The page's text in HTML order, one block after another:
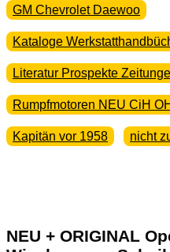
GM Chevrolet Daewoo
Kataloge
Literatur Prospekte
Rumpfmotoren NEU CiH
Kapitän vor 1958 nicht
NEU + ORIGINAL